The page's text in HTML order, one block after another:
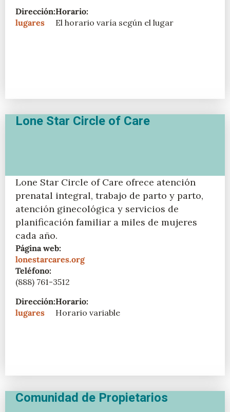
Dirección:
lugares
Horario:
El horario varía según el lugar
Lone Star Circle of Care
Lone Star Circle of Care ofrece atención
prenatal integral, trabajo de parto y parto,
atención ginecológica y servicios de
planificación familiar a miles de mujeres
cada año.
Página web:
lonestarcares.org
Teléfono:
(888) 761-3512
Dirección:
lugares
Horario:
Horario variable
Comunidad de Propietarios